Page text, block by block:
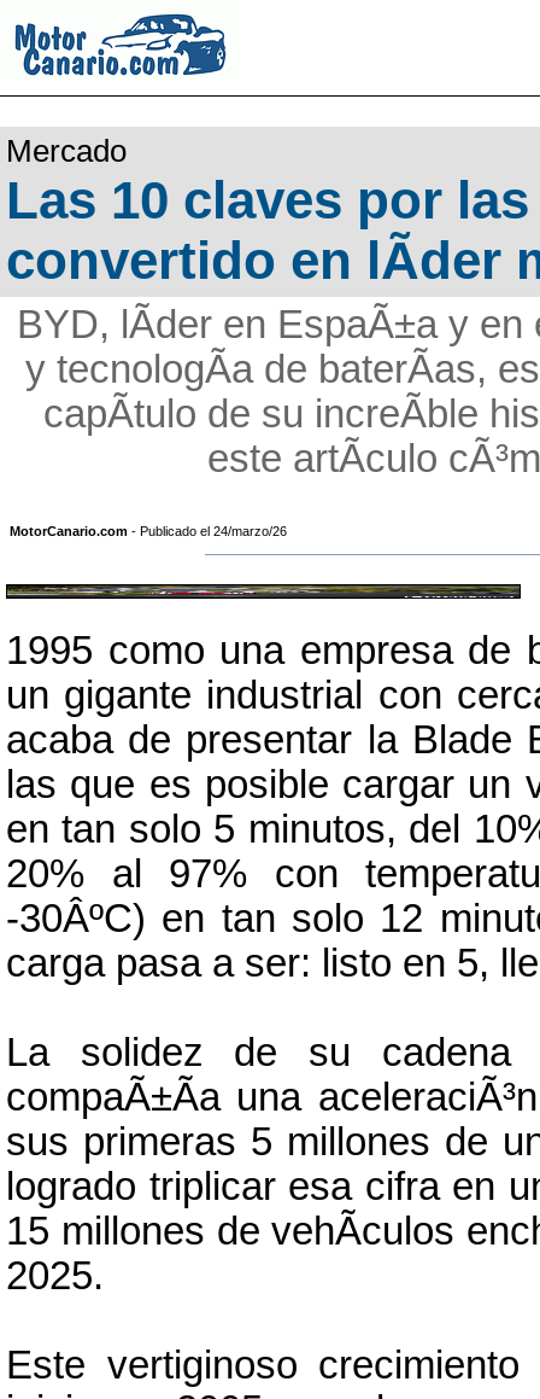
Mercado
Las 10 claves por
convertido en lÃ­der
BYD, lÃ­der en EspaÃ±a y
y tecnologÃ­a de baterÃ­as,
capÃ­tulo de su increÃ­ble
este artÃ­culo
MotorCanario.com - Publicado el 24/marzo/26
1995 como una empresa de
un gigante industrial con
acaba de presentar la Blade
las que es posible cargar un
en tan solo 5 minutos, del
20% al 97% con
-30ÂºC) en tan solo 12
carga pasa a ser: listo en 5,
La solidez de su cadena
compaÃ±Ã­a una
sus primeras 5 millones de
logrado triplicar esa cifra en
15 millones de vehÃ­culos
2025.
Este vertiginoso